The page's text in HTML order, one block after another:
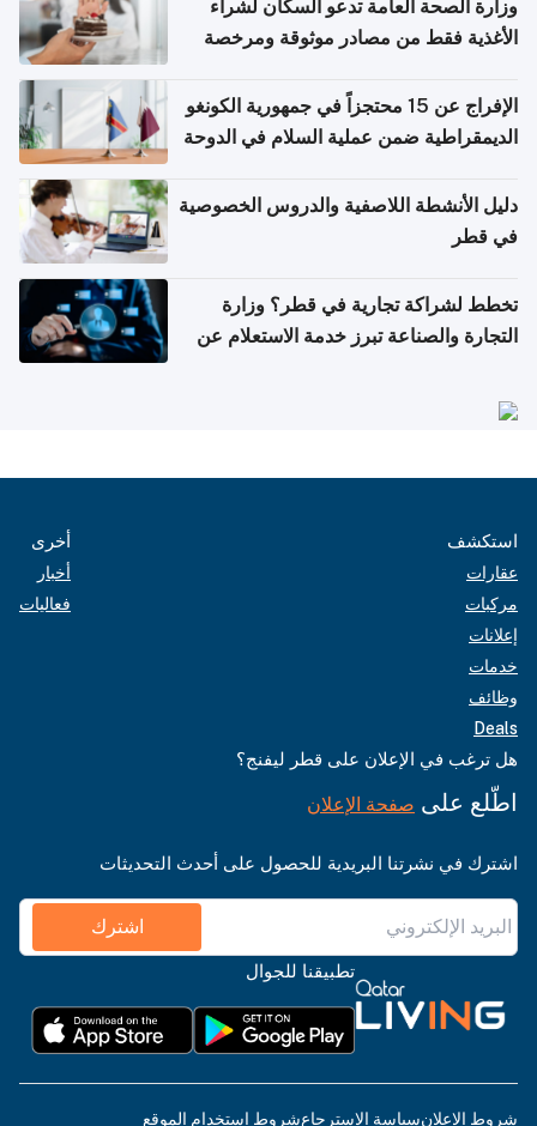
وزارة الصحة العامة تدعو السكان لشراء
الأغذية فقط من مصادر موثوقة ومرخصة
الإفراج عن 15 محتجزاً في جمهورية الكونغو
الديمقراطية ضمن عملية السلام في الدوحة
دليل الأنشطة اللاصفية والدروس الخصوصية
في قطر
تخطط لشراكة تجارية في قطر؟ وزارة
التجارة والصناعة تبرز خدمة الاستعلام عن
استكشف
عقارات
مركبات
إعلانات
خدمات
وظائف
Deals
أخرى
أخبار
فعاليات
هل ترغب في الإعلان على قطر ليفنج؟
اطّلع على صفحة الإعلان
اشترك في نشرتنا البريدية للحصول على أحدث التحديثات
اشترك
تطبيقنا للجوال
شروط الإعلانسياسة الاسترجاعشروط استخدام الموقع